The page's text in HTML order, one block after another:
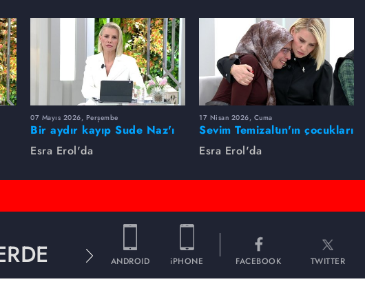
07 Mayıs 2026, Perşembe
Bir aydır kayıp Sude Naz'ı
Esra Erol buldu
Esra Erol'da
17 Nisan 2026, Cuma
Sevim Temizaltın'ın çocukları
nerede?
Esra Erol'da
ANDROID iPHONE FACEBOOK TWITTER